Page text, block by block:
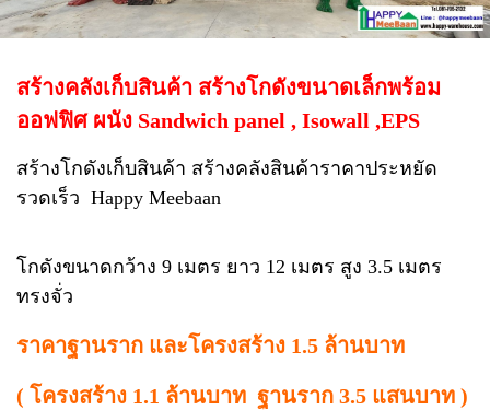
สร้างคลังเก็บสินค้า สร้างโกดังขนาดเล็กพร้อม
ออฟฟิศ ผนัง Sandwich panel , Isowall ,EPS
สร้างโกดังเก็บสินค้า สร้างคลังสินค้าราคาประหยัด
รวดเร็ว Happy Meebaan
โกดังขนาดกว้าง 9 เมตร ยาว 12 เมตร สูง 3.5 เมตร
ทรงจั่ว
ราคาฐานราก และโครงสร้าง 1.5 ล้านบาท
( โครงสร้าง 1.1 ล้านบาท ฐานราก 3.5 แสนบาท )